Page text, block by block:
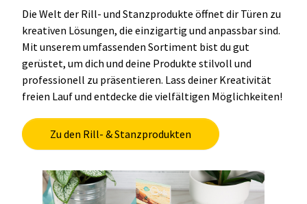
Die Welt der Rill- und Stanzprodukte öffnet dir Türen zu
kreativen Lösungen, die einzigartig und anpassbar sind.
Mit unserem umfassenden Sortiment bist du gut
gerüstet, um dich und deine Produkte stilvoll und
professionell zu präsentieren. Lass deiner Kreativität
freien Lauf und entdecke die vielfältigen Möglichkeiten!
Zu den Rill- & Stanzprodukten